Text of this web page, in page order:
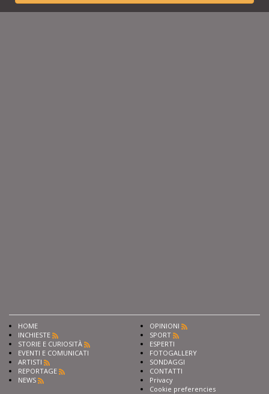
HOME
INCHIESTE
STORIE E CURIOSITÀ
EVENTI E COMUNICATI
ARTISTI
REPORTAGE
NEWS
OPINIONI
SPORT
ESPERTI
FOTOGALLERY
SONDAGGI
CONTATTI
Privacy
Cookie preferencies